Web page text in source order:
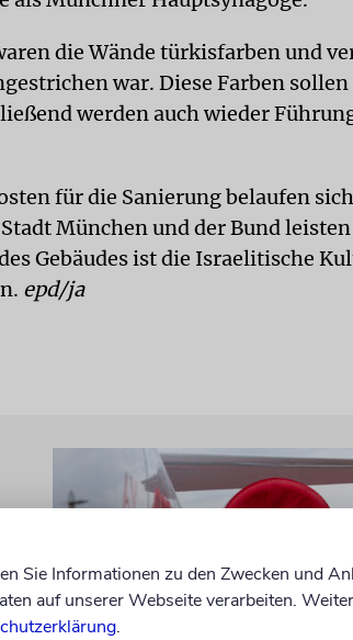
die Wände türkisfarben und
war. Diese Farben
werden auch wieder
für die Sanierung belaufen
München und der Bund
Gebäudes ist die Israelitische
epd/ja
Sie Informationen zu den Zwecken und
auf unserer Webseite verarbeiten.
.